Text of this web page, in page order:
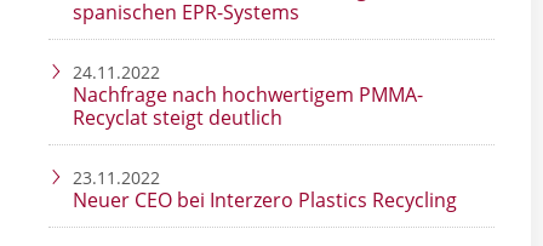
spanischen EPR-Systems
24.11.2022
Nachfrage nach hochwertigem PMMA-
Recyclat steigt deutlich
23.11.2022
Neuer CEO bei Interzero Plastics Recycling